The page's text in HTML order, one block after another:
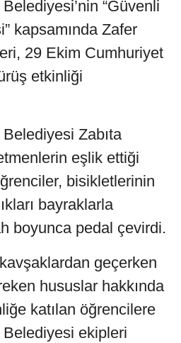
“Güvenli
kapsamında Zafer
29 Ekim Cumhuriyet
etkinliği
Zabıta
eşlik ettiği
bisikletlerinin
bayraklarla
boyunca pedal çevirdi.
geçerken
hususlar hakkında
katılan öğrencilere
ekipleri